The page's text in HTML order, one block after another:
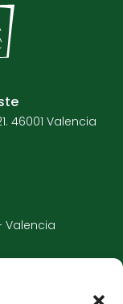
46001 Valencia
Valencia